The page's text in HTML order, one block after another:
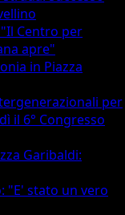
Centro per
apre"
in Piazza
per
il 6° Congresso
Garibaldi:
"E' stato un vero